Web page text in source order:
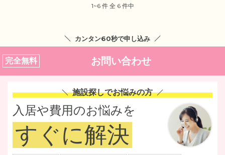
1~6 件 全 6 件中
カンタン60秒で申し込み
完全無料 お問い合わせ
施設探しでお悩みの方
入居や費用のお悩みを
すぐに解決